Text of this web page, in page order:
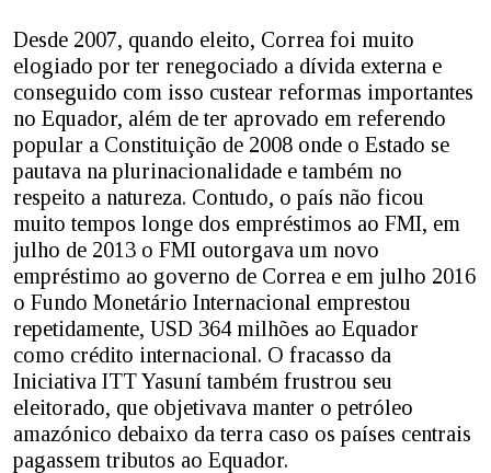
Desde 2007, quando eleito, Correa foi muito
elogiado por ter renegociado a dívida externa e
conseguido com isso custear reformas importantes
no Equador, além de ter aprovado em referendo
popular a Constituição de 2008 onde o Estado se
pautava na plurinacionalidade e também no
respeito a natureza. Contudo, o país não ficou
muito tempos longe dos empréstimos ao FMI, em
julho de 2013 o FMI outorgava um novo
empréstimo ao governo de Correa e em julho 2016
o Fundo Monetário Internacional emprestou
repetidamente, USD 364 milhões ao Equador
como crédito internacional. O fracasso da
Iniciativa ITT Yasuní também frustrou seu
eleitorado, que objetivava manter o petróleo
amazónico debaixo da terra caso os países centrais
pagassem tributos ao Equador.